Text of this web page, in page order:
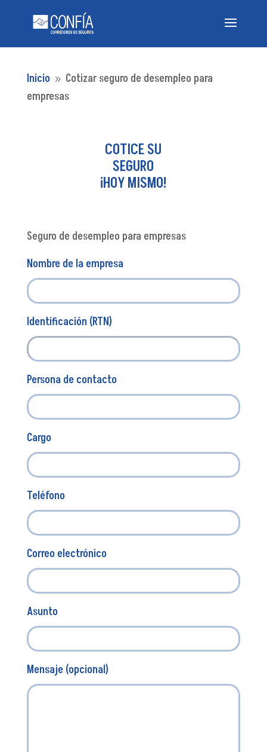
Inicio 9 Cotizar seguro de desempleo para
empresas
COTICE SU
SEGURO
¡HOY MISMO!
Seguro de desempleo para empresas
Nombre de la empresa
Identificación (RTN)
Persona de contacto
Cargo
Teléfono
Correo electrónico
Asunto
Mensaje (opcional)